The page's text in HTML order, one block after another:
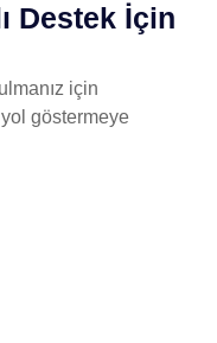
Destek İçin
için
yol göstermeye